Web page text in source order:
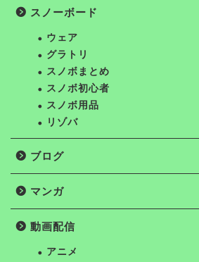
スノーボード
ウェア
グラトリ
スノボまとめ
スノボ初心者
スノボ用品
リゾバ
ブログ
マンガ
動画配信
アニメ